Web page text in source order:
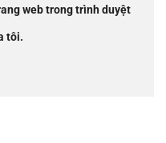
web trong trình duyệt
tôi.